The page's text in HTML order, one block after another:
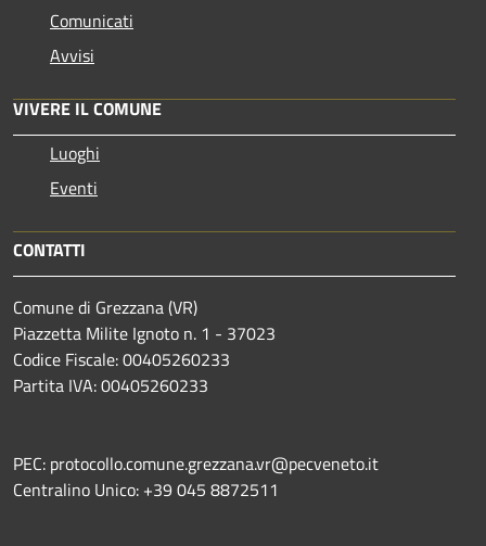
Comunicati
Avvisi
VIVERE IL COMUNE
Luoghi
Eventi
CONTATTI
Comune di Grezzana (VR)
Piazzetta Milite Ignoto n. 1 - 37023
Codice Fiscale: 00405260233
Partita IVA: 00405260233
PEC: protocollo.comune.grezzana.vr@pecveneto.it
Centralino Unico: +39 045 8872511